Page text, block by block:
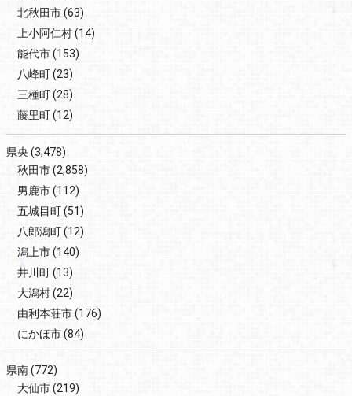
北秋田市(63)
上小阿仁村(14)
能代市(153)
八峰町(23)
三種町(28)
藤里町(12)
県央 (3,478)
秋田市(2,858)
男鹿市(112)
五城目町(51)
八郎潟町(12)
潟上市(140)
井川町(13)
大潟村(22)
由利本荘市(176)
にかほ市(84)
県南(772)
大仙市(219)